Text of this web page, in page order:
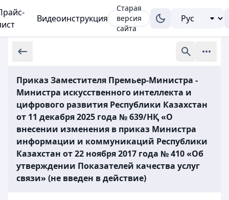
Видеоинструкция
Старая
версия
сайта
Приказ Заместителя Премьер-Министра -
Министра искусственного интеллекта и
цифрового развития Республики Казахстан
от 11 декабря 2025 года № 639/НҚ «О
внесении изменения в приказ Министра
информации и коммуникаций Республики
Казахстан от 22 ноября 2017 года № 410 «Об
утверждении Показателей качества услуг
связи» (не введен в действие)